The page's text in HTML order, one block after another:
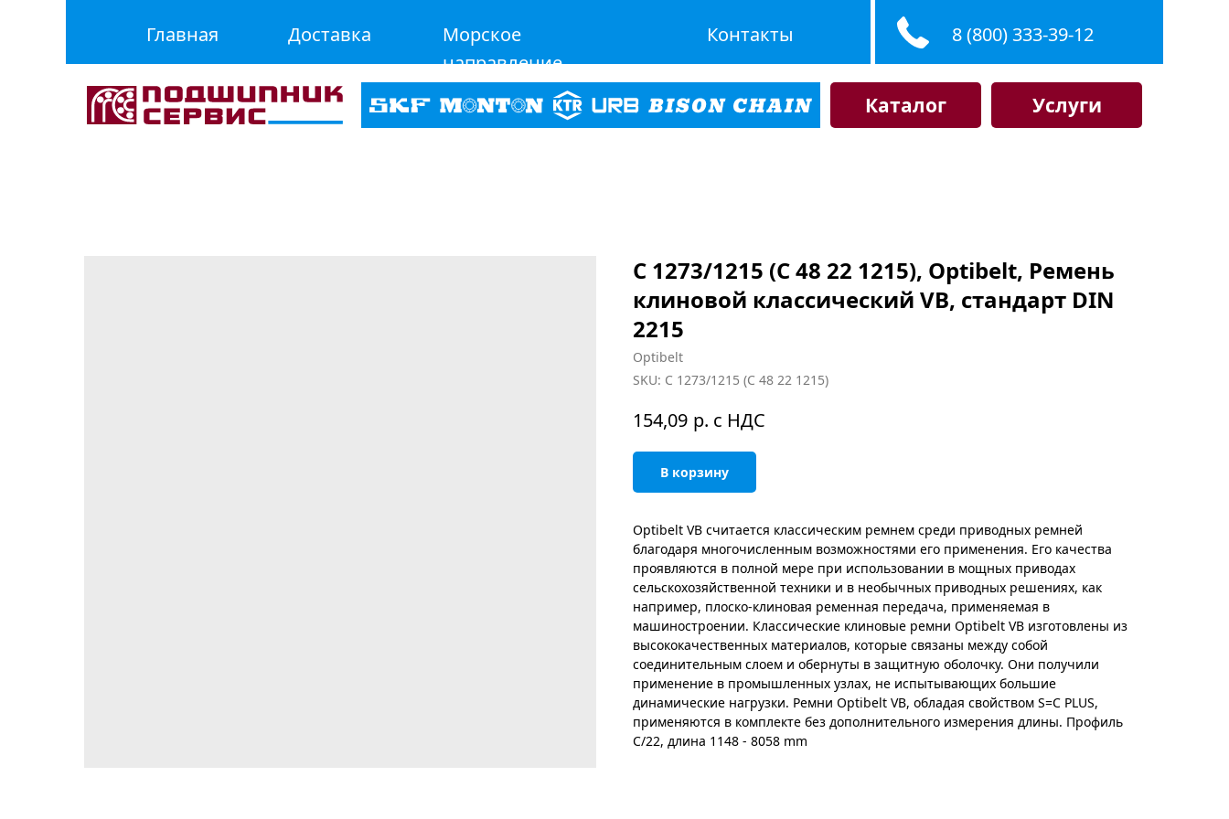
Главная Доставка
Морское
направление
Контакты 8 (800) 333-39-12
Каталог Услуги
C 1273/1215 (C 48 22 1215), Optibelt, Ремень
клиновой классический VB, стандарт DIN
2215
Optibelt
SKU: C 1273/1215 (C 48 22 1215)
154,09 р. с НДС
В корзину
Optibelt VB считается классическим ремнем среди приводных ремней
благодаря многочисленным возможностями его применения. Его качества
проявляются в полной мере при использовании в мощных приводах
сельскохозяйственной техники и в необычных приводных решениях, как
например, плоско-клиновая ременная передача, применяемая в
машиностроении. Классические клиновые ремни Optibelt VB изготовлены из
высококачественных материалов, которые связаны между собой
соединительным слоем и обернуты в защитную оболочку. Они получили
применение в промышленных узлах, не испытывающих большие
динамические нагрузки. Ремни Optibelt VB, обладая свойством S=C PLUS,
применяются в комплекте без дополнительного измерения длины. Профиль
C/22, длина 1148 - 8058 mm